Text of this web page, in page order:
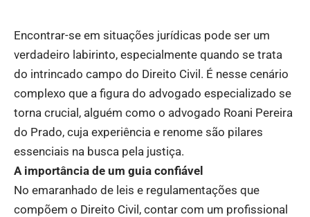
Encontrar-se em situações jurídicas pode ser um
verdadeiro labirinto, especialmente quando se trata
do intrincado campo do Direito Civil. É nesse cenário
complexo que a figura do advogado especializado se
torna crucial, alguém como o advogado Roani Pereira
do Prado, cuja experiência e renome são pilares
essenciais na busca pela justiça.
A importância de um guia confiável
No emaranhado de leis e regulamentações que
compõem o Direito Civil, contar com um profissional